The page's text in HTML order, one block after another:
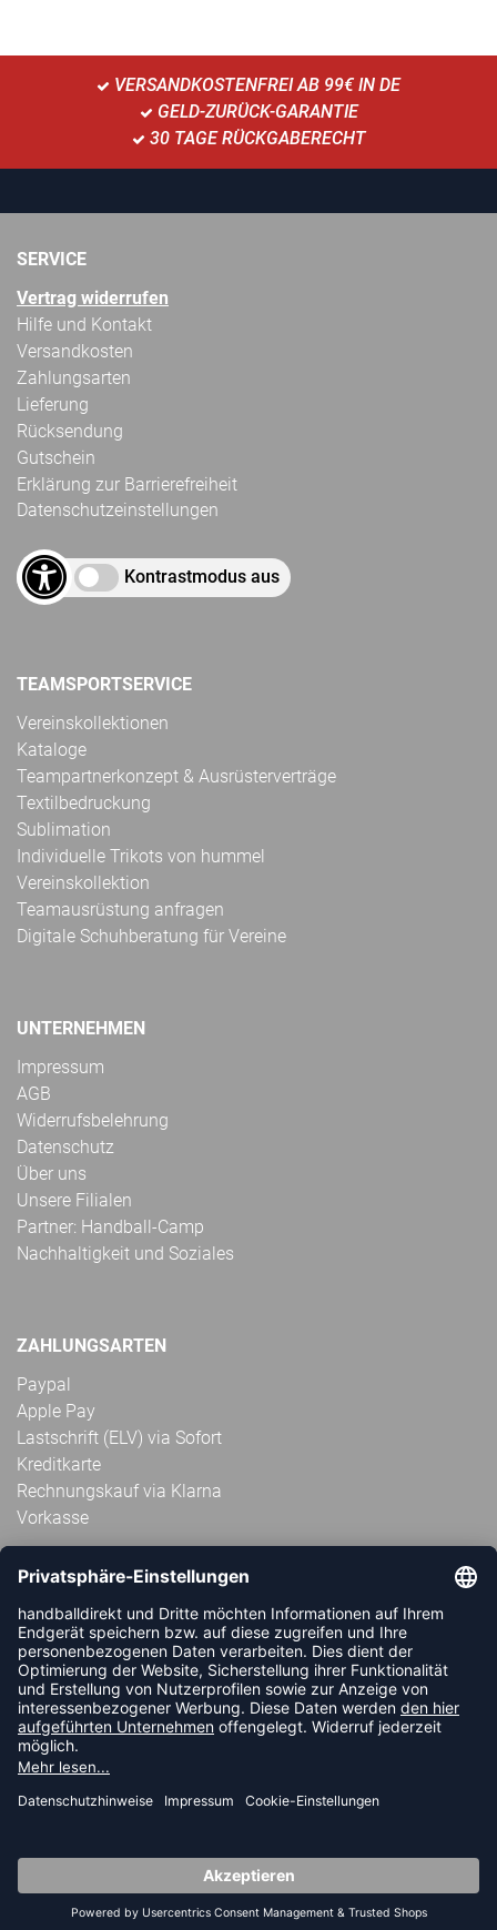
VERSANDKOSTENFREI AB 99€ IN DE
GELD-ZURÜCK-GARANTIE
30 TAGE RÜCKGABERECHT
SERVICE
Vertrag widerrufen
Hilfe und Kontakt
Versandkosten
Zahlungsarten
Lieferung
Rücksendung
Gutschein
Erklärung zur Barrierefreiheit
Datenschutzeinstellungen
Kontrastmodus aus
TEAMSPORTSERVICE
Vereinskollektionen
Kataloge
Teampartnerkonzept & Ausrüsterverträge
Textilbedruckung
Sublimation
Individuelle Trikots von hummel
Vereinskollektion
Teamausrüstung anfragen
Digitale Schuhberatung für Vereine
UNTERNEHMEN
Impressum
AGB
Widerrufsbelehrung
Datenschutz
Über uns
Unsere Filialen
Partner: Handball-Camp
Nachhaltigkeit und Soziales
ZAHLUNGSARTEN
Paypal
Apple Pay
Lastschrift (ELV) via Sofort
Kreditkarte
Rechnungskauf via Klarna
Vorkasse
ABONNIERE JETZT DEN KOSTENLOSEN
HANDBALLDIREKT-NEWSLETTER UND VERPASSE KEINE
NEUIGKEIT ODER AKTION MEHR.
JETZT ANMELDEN